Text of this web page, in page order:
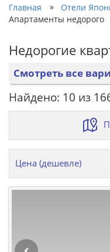
Главная » Отели
Апартаменты недорого
Недорогие
Смотреть все
Найдено: 10 из